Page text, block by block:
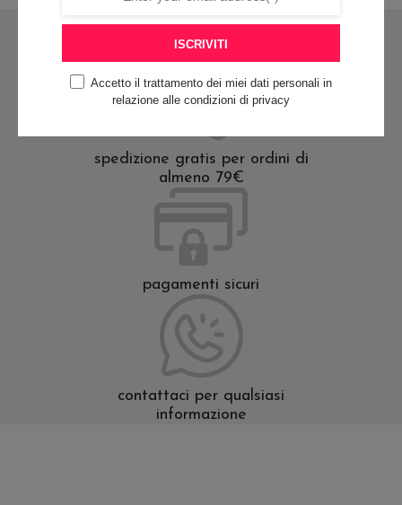
essere
pagina
opzioni
possono
scelte
nella
pagina
prodotto
spedizione gratis per ordini di
almeno 79€
pagamenti sicuri
contattaci per qualsiasi
informazione
ISCRIVITI
Accetto il trattamento dei miei dati personali in
relazione alle condizioni di privacy